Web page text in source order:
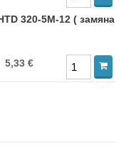
320-5M-12 ( замяна
5,33 €